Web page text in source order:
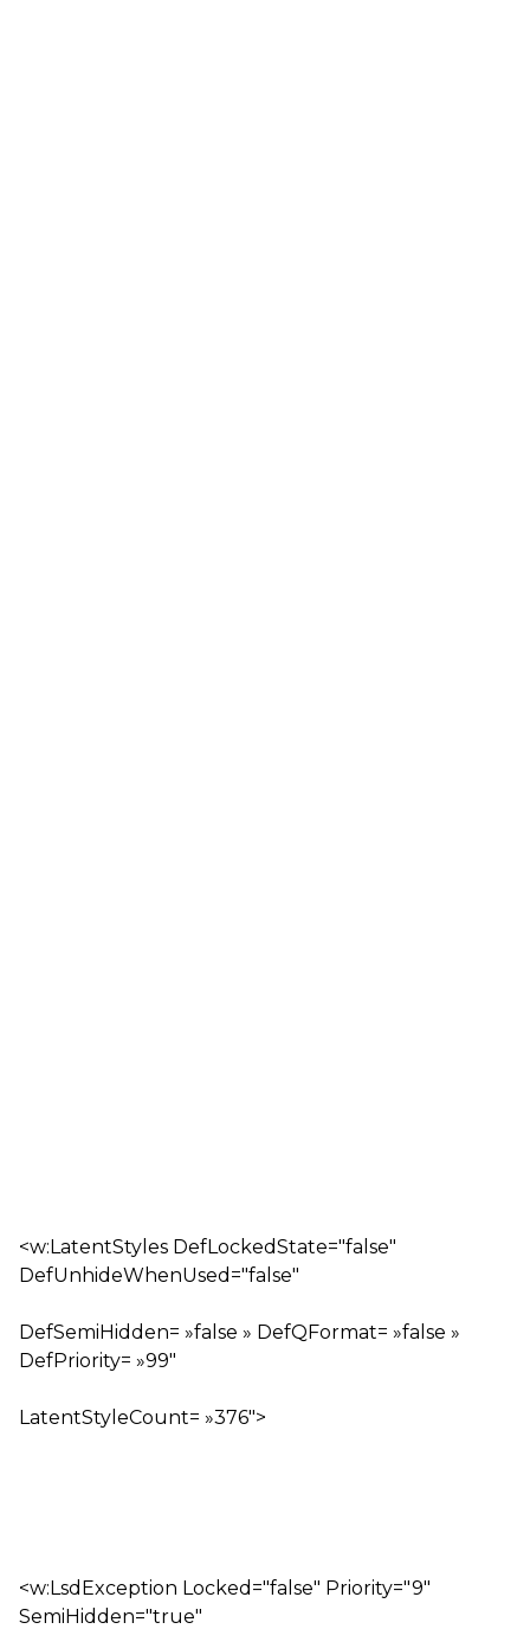
<w:LatentStyles DefLockedState="false"
DefUnhideWhenUsed="false"
DefSemiHidden= »false » DefQFormat= »false »
DefPriority= »99″
LatentStyleCount= »376″>
<w:LsdException Locked="false" Priority="9"
SemiHidden="true"